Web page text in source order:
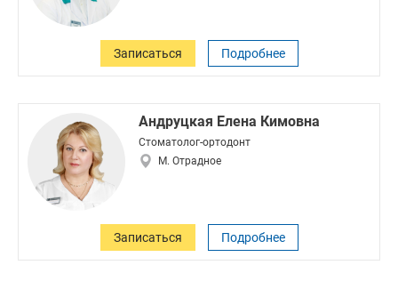
Записаться Подробнее
Андруцкая Елена Кимовна
Стоматолог-ортодонт
М. Отрадное
Записаться Подробнее